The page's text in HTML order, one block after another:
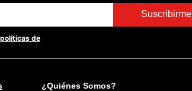
Suscribirme
políticas de
¿Quiénes Somos?